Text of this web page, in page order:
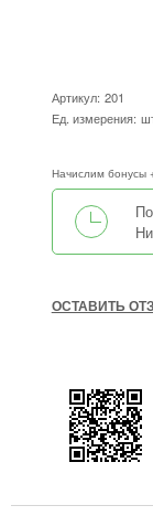
Артикул: 201
Ед. измерения:
Начислим бонусы
ОСТАВИТЬ